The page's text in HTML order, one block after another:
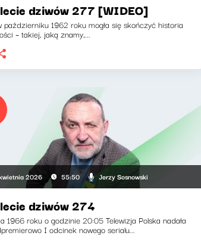
dziwów 277 [WIDEO]
październiku 1962 roku mogła się skończyć historia
– takiej, jaką znamy,...
2026 55:50 Jerzy Sosnowski
dziwów 274
1966 roku o godzinie 20:05 Telewizja Polska nadała
I odcinek nowego serialu...